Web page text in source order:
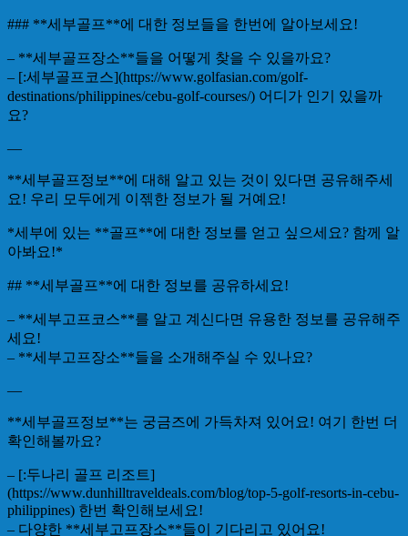
### **세부골프**에 대한 정보들을 한번에 알아보세요!
– **세부골프장소**들을 어떻게 찾을 수 있을까요?
– [:세부골프코스](https://www.golfasian.com/golf-
destinations/philippines/cebu-golf-courses/) 어디가 인기 있을까
요?
—
**세부골프정보**에 대해 알고 있는 것이 있다면 공유해주세
요! 우리 모두에게 이젞한 정보가 될 거예요!
*세부에 있는 **골프**에 대한 정보를 얻고 싶으세요? 함께 알
아봐요!*
## **세부골프**에 대한 정보를 공유하세요!
– **세부고프코스**를 알고 계신다면 유용한 정보를 공유해주
세요!
– **세부고프장소**들을 소개해주실 수 있나요?
—
**세부골프정보**는 궁금즈에 가득차져 있어요! 여기 한번 더
확인해볼까요?
– [:두나리 골프 리조트]
(https://www.dunhilltraveldeals.com/blog/top-5-golf-resorts-in-cebu-
philippines) 한번 확인해보세요!
– 다양한 **세부고프장소**들이 기다리고 있어요!